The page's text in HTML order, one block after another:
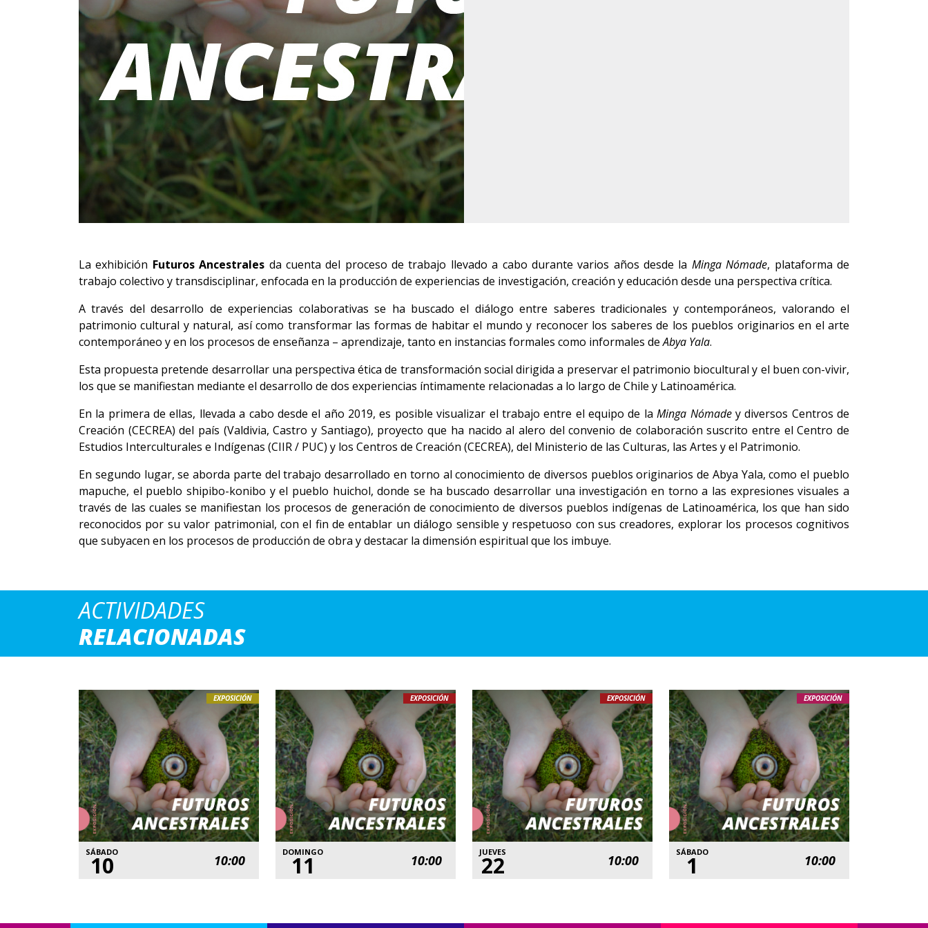
La exhibición Futuros Ancestrales da cuenta del proceso de trabajo llevado a cabo durante varios años desde la Minga Nómade, plataforma de
trabajo colectivo y transdisciplinar, enfocada en la producción de experiencias de investigación, creación y educación desde una perspectiva crítica.
A través del desarrollo de experiencias colaborativas se ha buscado el diálogo entre saberes tradicionales y contemporáneos, valorando el
patrimonio cultural y natural, así como transformar las formas de habitar el mundo y reconocer los saberes de los pueblos originarios en el arte
contemporáneo y en los procesos de enseñanza – aprendizaje, tanto en instancias formales como informales deAbya Yala.
Esta propuesta pretende desarrollar una perspectiva ética de transformación social dirigida a preservar el patrimonio biocultural y el buen con-vivir,
los que se manifiestan mediante el desarrollo de dos experiencias íntimamente relacionadas a lo largo de Chile y Latinoamérica.
En la primera de ellas, llevada a cabo desde el año 2019, es posible visualizar el trabajo entre el equipo de laMinga Nómadey diversos Centros de
Creación (CECREA) del país (Valdivia, Castro y Santiago), proyecto que ha nacido al alero del convenio de colaboración suscrito entre el Centro de
Estudios Interculturales e Indígenas (CIIR / PUC) y los Centros de Creación (CECREA), del Ministerio de las Culturas, las Artes y el Patrimonio.
En segundo lugar, se aborda parte del trabajo desarrollado en torno al conocimiento de diversos pueblos originarios de Abya Yala, como el pueblo
mapuche, el pueblo shipibo-konibo y el pueblo huichol, donde se ha buscado desarrollar una investigación en torno a las expresiones visuales a
través de las cuales se manifiestan los procesos de generación de conocimiento de diversos pueblos indígenas de Latinoamérica, los que han sido
reconocidos por su valor patrimonial, con el fin de entablar un diálogo sensible y respetuoso con sus creadores, explorar los procesos cognitivos
que subyacen en los procesos de producción de obra y destacar la dimensión espiritual que los imbuye.
ACTIVIDADES
RELACIONADAS
EXPOSICIÓN
SÁBADO
10 10:00
EXPOSICIÓN
DOMINGO
11 10:00
EXPOSICIÓN
JUEVES
22 10:00
EXPOSICIÓN
SÁBADO
1 10:00